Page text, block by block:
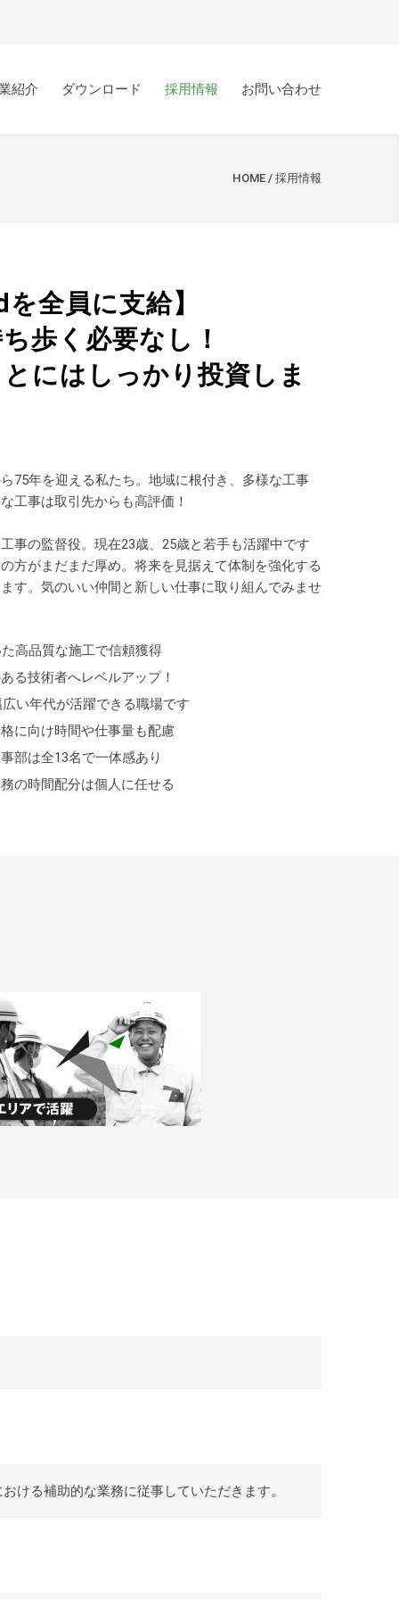
紹介 ダウンロード 採用情報 お問い合わせ
HOME / 採用情報
全員に支給】
歩く必要なし！
にはしっかり投資しま
75年を迎える私たち。地域に根付き、多様な工事
工事は取引先からも高評価！
事の監督役。現在23歳、25歳と若手も活躍中です
方がまだまだ厚め。将来を見据えて体制を強化する
す。気のいい仲間と新しい仕事に取り組んでみませ
高品質な施工で信頼獲得
る技術者へレベルアップ！
い年代が活躍できる職場です
に向け時間や仕事量も配慮
部は全13名で一体感あり
の時間配分は個人に任せる
ける補助的な業務に従事していただきます。